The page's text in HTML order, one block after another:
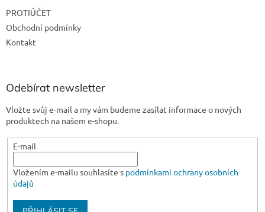
PROTIÚČET
Obchodní podmínky
Kontakt
Odebírat newsletter
Vložte svůj e-mail a my vám budeme zasílat informace o nových
produktech na našem e-shopu.
E-mail
Vložením e-mailu souhlasíte s podmínkami ochrany osobních
údajů